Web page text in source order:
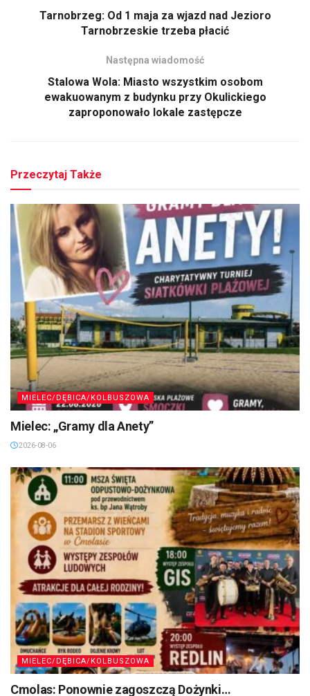
Tarnobrzeg: Od 1 maja za wjazd nad Jezioro
Tarnobrzeskie trzeba płacić
Następna wiadomość
Stalowa Wola: Miasto wszystkim osobom
ewakuowanym z budynku przy Okulickiego
zaproponowało lokale zastępcze
Przeczytaj Także
MIELEC/DĘBICA/KOLBUSZOWA
Mielec: „Gramy dla Anety”
2026-08-06
MIELEC/DĘBICA/KOLBUSZOWA
Cmolas: Ponownie zagoszczą Dożynki…